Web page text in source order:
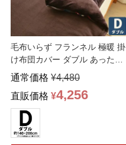
毛布いらず フランネル 極暖 掛
け布団カバー ダブル あったか
毛布 2WAY …
通常価格 ¥4,480
直販価格 ¥4,256